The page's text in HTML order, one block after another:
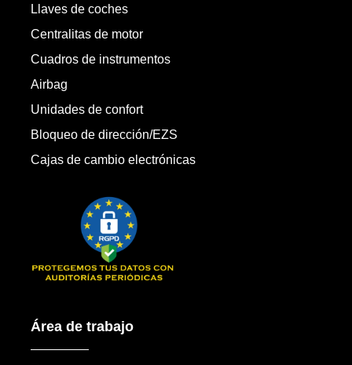
Llaves de coches
Centralitas de motor
Cuadros de instrumentos
Airbag
Unidades de confort
Bloqueo de dirección/EZS
Cajas de cambio electrónicas
Área de trabajo